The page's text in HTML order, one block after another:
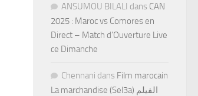
ANSUMOU BILALI dans CAN
2025 : Maroc vs Comores en
Direct – Match d’Ouverture Live
ce Dimanche
Chennani dans Film marocain
La marchandise (Sel3a) الفيلم